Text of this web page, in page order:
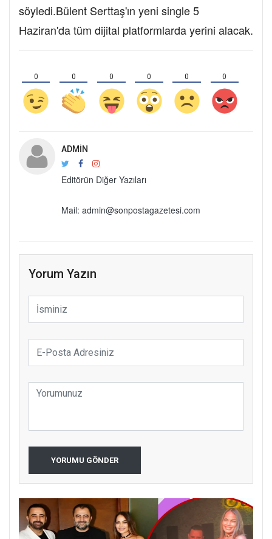
söyledi.Bülent Serttaş'ın yeni single 5
Haziran'da tüm dijital platformlarda yerini alacak.
0 0 0 0 0 0
ADMIN
Editörün Diğer Yazıları
Mail: admin@sonpostagazetesi.com
Yorum Yazın
YORUMU GÖNDER